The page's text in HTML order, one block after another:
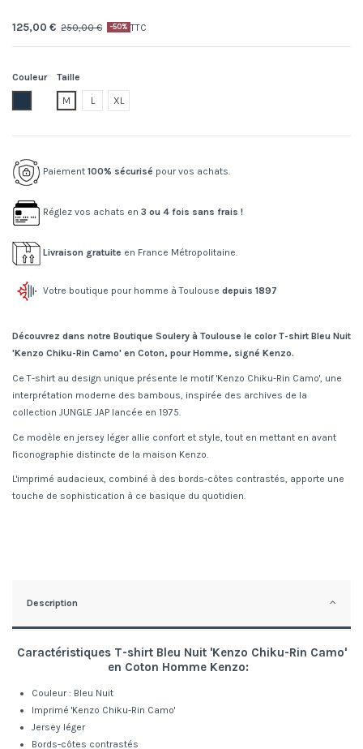
125,00 € 250,00 € -50% TTC
Couleur
77.midnight blue
Taille
M L XL
Paiement 100% sécurisé pour vos achats.
Réglez vos achats en 3 ou 4 fois sans frais !
Livraison gratuite en France Métropolitaine.
Votre boutique pour homme à Toulouse depuis 1897
Découvrez dans notre Boutique Soulery à Toulouse le color T-shirt Bleu Nuit
'Kenzo Chiku-Rin Camo' en Coton, pour Homme, signé Kenzo.
Ce T-shirt au design unique présente le motif 'Kenzo Chiku-Rin Camo', une
interprétation moderne des bambous, inspirée des archives de la
collection JUNGLE JAP lancée en 1975.
Ce modèle en jersey léger allie confort et style, tout en mettant en avant
l'iconographie distincte de la maison Kenzo.
L'imprimé audacieux, combiné à des bords-côtes contrastés, apporte une
touche de sophistication à ce basique du quotidien.
Description
Caractéristiques T-shirt Bleu Nuit 'Kenzo Chiku-Rin Camo'
en Coton Homme Kenzo:
Couleur : Bleu Nuit
Imprimé 'Kenzo Chiku-Rin Camo'
Jersey léger
Bords-côtes contrastés